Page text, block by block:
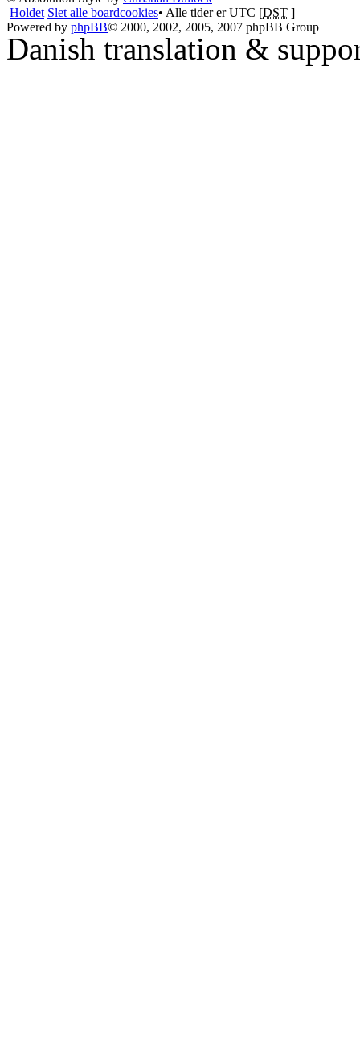
Holdet Slet alle boardcookies• Alle tider er UTC [DST ]
Powered by phpBB© 2000, 2002, 2005, 2007 phpBB Group
Danish translation &